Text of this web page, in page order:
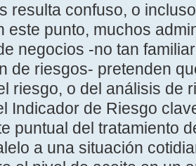
resulta confuso, o
este punto, muchos
negocios -no tan
de riesgos- pretenden
riesgo, o del análisis de
Indicador de Riesgo
puntual del tratamiento
a una situación